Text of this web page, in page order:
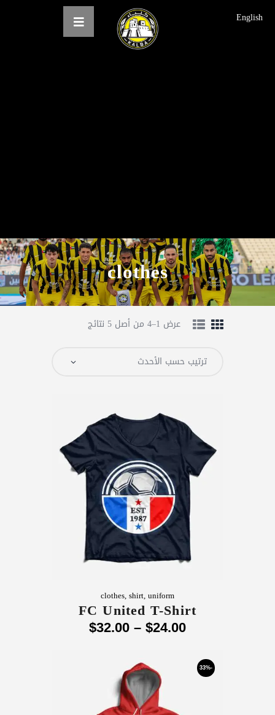
English
clothes
English
عرض 1–4 من أصل 5 نتائج
clothes,shirt,uniform
FC United T-Shirt
$24.00
–
$32.00
-33%